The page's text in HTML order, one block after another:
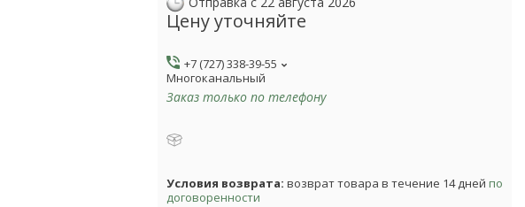
Цену уточняйте
+7 (727) 338-39-55
Многоканальный
Заказ только по телефону
возврат товара в течение 14 дней по
договоренности